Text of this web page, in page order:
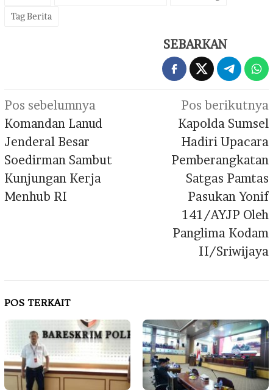
Tag Berita
SEBARKAN
Navigasi
pos
Pos sebelumnya
Komandan Lanud
Jenderal Besar
Soedirman Sambut
Kunjungan Kerja
Menhub RI
Pos berikutnya
Kapolda Sumsel
Hadiri Upacara
Pemberangkatan
Satgas Pamtas
Pasukan Yonif
141/AYJP Oleh
Panglima Kodam
II/Sriwijaya
POS TERKAIT